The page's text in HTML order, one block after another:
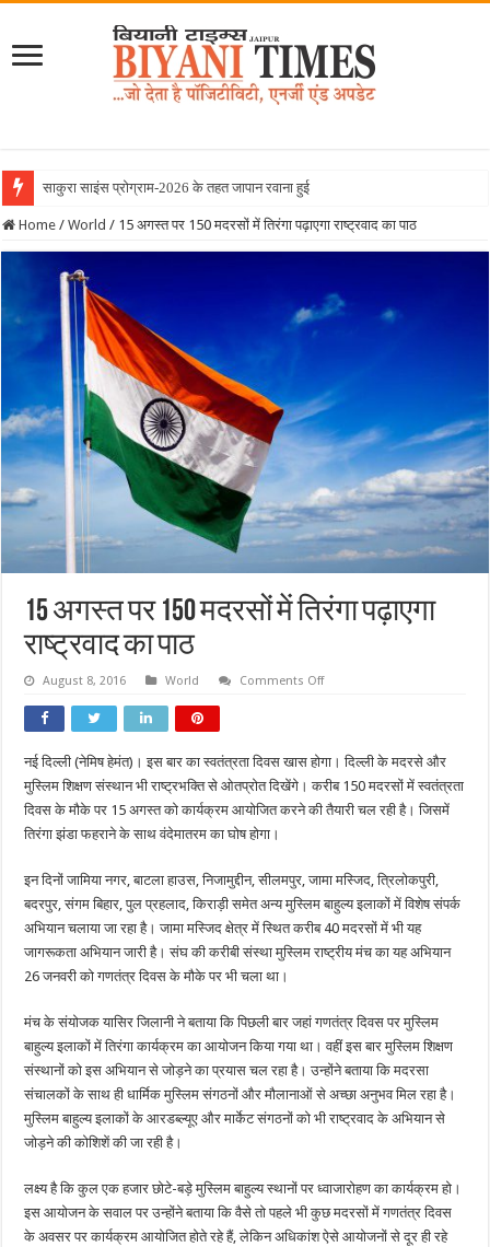
साकुरा साइंस प्रोग्राम-2026 के तहत जापान रवाना हुई बियानी ग्रुप
Home / World / 15 अगस्‍त पर 150 मदरसों में तिरंगा पढ़ाएगा राष्ट्रवाद का पाठ
15 अगस्‍त पर 150 मदरसों में तिरंगा पढ़ाएगा
राष्ट्रवाद का पाठ
August 8, 2016 World Comments Offon
मदरसों
में
तिरंगा
पढ़ाएगा
राष्ट्रवाद
नई दिल्ली (नेमिष हेमंत)। इस बार का स्वतंत्रता दिवस खास होगा। दिल्ली के मदरसे और
मुस्लिम शिक्षण संस्थान भी राष्ट्रभक्ति से ओतप्रोत दिखेंगे। करीब 150 मदरसों में स्वतंत्रता
दिवस के मौके पर 15 अगस्त को कार्यक्रम आयोजित करने की तैयारी चल रही है। जिसमें
तिरंगा झंडा फहराने के साथ वंदेमातरम का घोष होगा।
इन दिनों जामिया नगर, बाटला हाउस, निजामुद्दीन, सीलमपुर, जामा मस्जिद, त्रिलोकपुरी,
बदरपुर, संगम बिहार, पुल प्रहलाद, किराड़ी समेत अन्य मुस्लिम बाहुल्य इलाकों में विशेष संपर्क
अभियान चलाया जा रहा है। जामा मस्जिद क्षेत्र में स्थित करीब 40 मदरसों में भी यह
जागरूकता अभियान जारी है। संघ की करीबी संस्था मुस्लिम राष्ट्रीय मंच का यह अभियान
26 जनवरी को गणतंत्र दिवस के मौके पर भी चला था।
मंच के संयोजक यासिर जिलानी ने बताया कि पिछली बार जहां गणतंत्र दिवस पर मुस्लिम
बाहुल्य इलाकों में तिरंगा कार्यक्रम का आयोजन किया गया था। वहीं इस बार मुस्लिम शिक्षण
संस्थानों को इस अभियान से जोड़ने का प्रयास चल रहा है। उन्होंने बताया कि मदरसा
संचालकों के साथ ही धार्मिक मुस्लिम संगठनों और मौलानाओं से अच्छा अनुभव मिल रहा है।
मुस्लिम बाहुल्य इलाकों के आरडब्ल्यूए और मार्केट संगठनों को भी राष्ट्रवाद के अभियान से
जोड़ने की कोशिशें की जा रही है।
लक्ष्य है कि कुल एक हजार छोटे-बड़े मुस्लिम बाहुल्य स्थानों पर ध्वाजारोहण का कार्यक्रम हो।
इस आयोजन के सवाल पर उन्होंने बताया कि वैसे तो पहले भी कुछ मदरसों में गणतंत्र दिवस
के अवसर पर कार्यक्रम आयोजित होते रहे हैं, लेकिन अधिकांश ऐसे आयोजनों से दूर ही रहे